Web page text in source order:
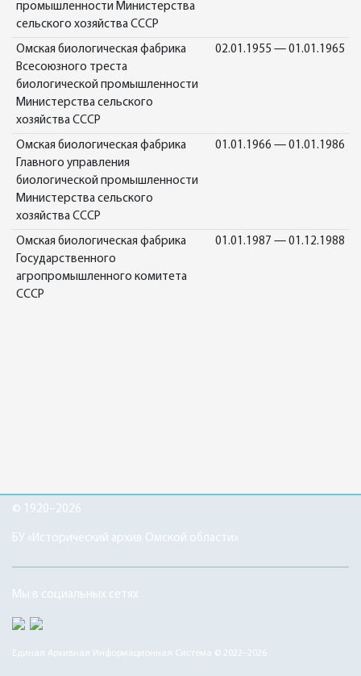
промышленности Министерства
сельского хозяйства СССР
Омская биологическая фабрика
Всесоюзного треста
биологической промышленности
Министерства сельского
хозяйства СССР
02.01.1955 — 01.01.1965
Омская биологическая фабрика
Главного управления
биологической промышленности
Министерства сельского
хозяйства СССР
01.01.1966 — 01.01.1986
Омская биологическая фабрика
Государственного
агропромышленного комитета
СССР
01.01.1987 — 01.12.1988
© 1920–2026
БУ «Исторический архив Омской области»
Мы в социальных сетях
Единая Архивная Информационная Система © 2022–2026